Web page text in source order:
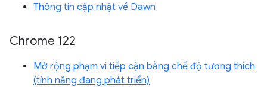
Thông tin cập nhật về Dawn
Chrome 122
Mở rộng phạm vi tiếp cận bằng chế độ tương thích
(tính năng đang phát triển)